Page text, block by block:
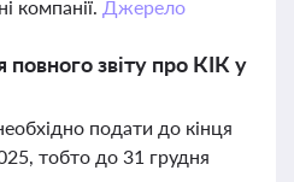
компанії. Джерело
звіту про КІК у
подати до кінця
тобто до 31 грудня